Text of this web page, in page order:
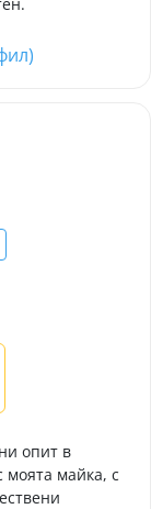
опит в
моята майка, с